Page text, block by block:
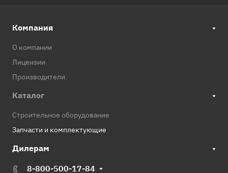
Компания
О компании
Лицензии
Производители
Каталог
Строительное оборудование
Запчасти и комплектующие
Дилерам
8-800-500-17-84